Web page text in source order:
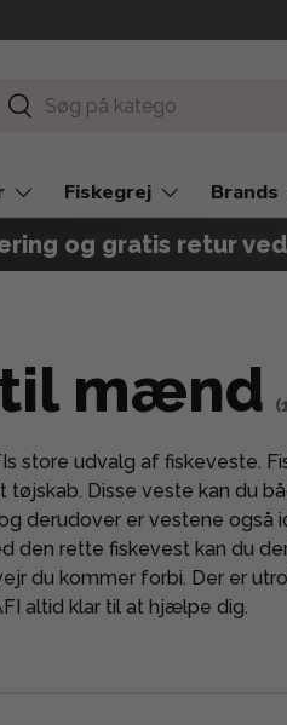
Søg
Fiskegrej Brands
og gratis retur
til mænd
store udvalg af fiskeveste.
Disse veste kan du
derudover er vestene
den rette fiskevest kan du
du kommer forbi. Der er
altid klar til at hjælpe dig.